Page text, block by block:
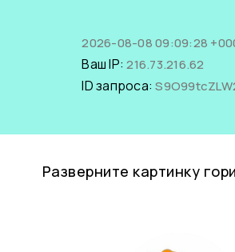
2026-08-08 09:09:28
Ваш IP:216.73.216.62
ID запроса:
Разверните картинку